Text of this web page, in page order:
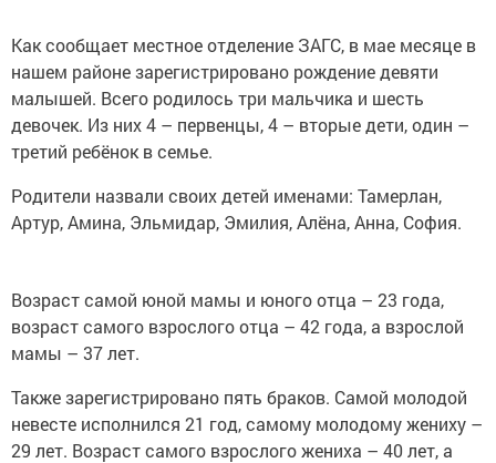
Как сообщает местное отделение ЗАГС, в мае месяце в
нашем районе зарегистрировано рождение девяти
малышей. Всего родилось три мальчика и шесть
девочек. Из них 4 – первенцы, 4 – вторые дети, один –
третий ребёнок в семье.
Родители назвали своих детей именами: Тамерлан,
Артур, Амина, Эльмидар, Эмилия, Алёна, Анна, София.
Возраст самой юной мамы и юного отца – 23 года,
возраст самого взрослого отца – 42 года, а взрослой
мамы – 37 лет.
Также зарегистрировано пять браков. Самой молодой
невесте исполнился 21 год, самому молодому жениху –
29 лет. Возраст самого взрослого жениха – 40 лет, а